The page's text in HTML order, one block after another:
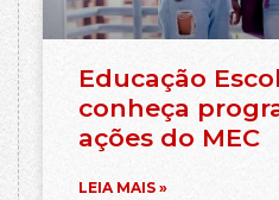
Educação
conheça
ações do MEC
LEIA MAIS »